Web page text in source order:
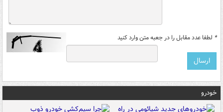
* لطفا عدد مقابل را در جعبه متن وارد کنید
خودرو